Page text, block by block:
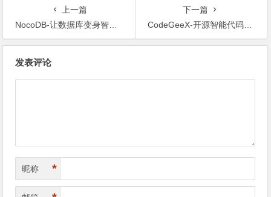
上一篇
NocoDB-让数据库变身智能电子表格，轻松管理MySQL、PostgreSQL等数据库
下一篇
CodeGeeX-开源智能代码生成与辅助编程平台
发表评论
昵称 *